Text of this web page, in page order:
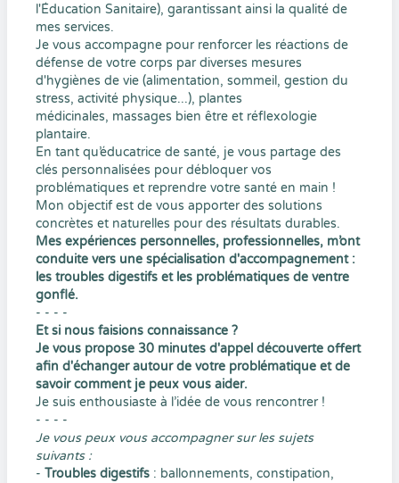
l'Éducation Sanitaire), garantissant ainsi la qualité de
mes services.
Je vous accompagne pour renforcer les réactions de
défense de votre corps par diverses mesures
d'hygiènes de vie (alimentation, sommeil, gestion du
stress, activité physique...), plantes
médicinales, massages bien être et réflexologie
plantaire.
En tant qu’éducatrice de santé, je vous partage des
clés personnalisées pour débloquer vos
problématiques et reprendre votre santé en main !
Mon objectif est de vous apporter des solutions
concrètes et naturelles pour des résultats durables.
Mes expériences personnelles, professionnelles, m’ont
conduite vers une spécialisation d'accompagnement :
les troubles digestifs et les problématiques de ventre
gonflé.
- - - -
Et si nous faisions connaissance ?
Je vous propose 30 minutes d'appel découverte offert
afin d'échanger autour de votre problématique et de
savoir comment je peux vous aider.
Je suis enthousiaste à l’idée de vous rencontrer !
- - - -
Je vous peux vous accompagner sur les sujets
suivants :
- Troubles digestifs : ballonnements, constipation,